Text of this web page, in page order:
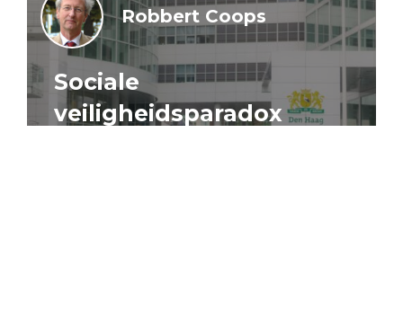
Robbert Coops
Sociale
veiligheidsparadox